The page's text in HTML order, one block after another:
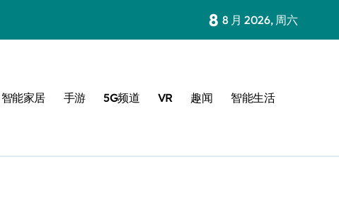
8 8 月 2026, 周六
智能家居 手游 5G频道 VR 趣闻 智能生活